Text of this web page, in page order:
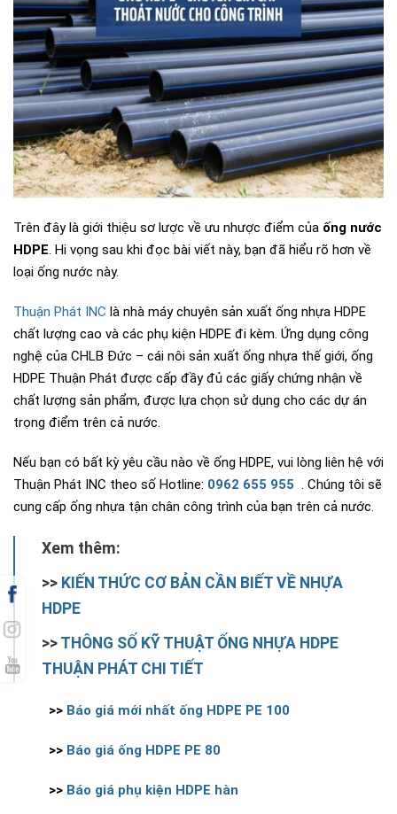
Trên đây là giới thiệu sơ lược về ưu nhược điểm của ống nước
HDPE. Hi vọng sau khi đọc bài viết này, bạn đã hiểu rõ hơn về
loại ống nước này.
Thuận Phát INC là nhà máy chuyên sản xuất ống nhựa HDPE
chất lượng cao và các phụ kiện HDPE đi kèm. Ứng dụng công
nghệ của CHLB Đức – cái nôi sản xuất ống nhựa thế giới, ống
HDPE Thuận Phát được cấp đầy đủ các giấy chứng nhận về
chất lượng sản phẩm, được lựa chọn sử dụng cho các dự án
trọng điểm trên cả nước.
Nếu bạn có bất kỳ yêu cầu nào về ống HDPE, vui lòng liên hệ với
Thuận Phát INC theo số Hotline: 0962 655 955 . Chúng tôi sẽ
cung cấp ống nhựa tận chân công trình của bạn trên cả nước.
Xem thêm:
>> KIẾN THỨC CƠ BẢN CẦN BIẾT VỀ NHỰA
HDPE
>> THÔNG SỐ KỸ THUẬT ỐNG NHỰA HDPE
THUẬN PHÁT CHI TIẾT
>> Báo giá mới nhất ống HDPE PE 100
>> Báo giá ống HDPE PE 80
>> Báo giá phụ kiện HDPE hàn